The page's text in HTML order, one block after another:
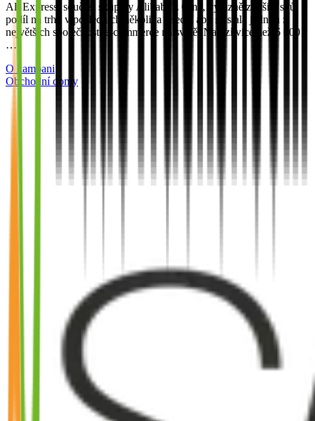
Ali Express, součást skupiny Alibaba z Číny, výrazně zvýšila svůj
podíl na trhu v posledních několika letech, aby se stala jednou z
největších společností e-commerce na světě. Nabízí více než 6 000
…
O kampani
Obchodní domy